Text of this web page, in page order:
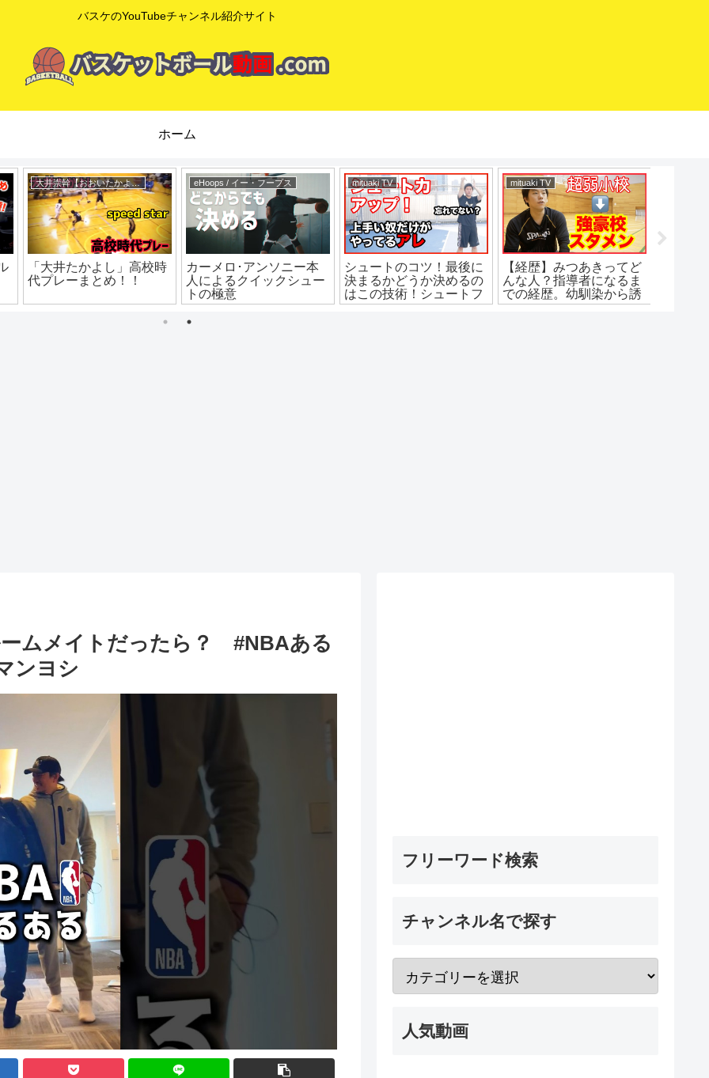
バスケのYouTubeチャンネル紹介サイト
ホーム
大井崇幹【おおいたかよし】
「大井たかよし」高校時
代プレーまとめ！！
eHoops / イー・フープス
カーメロ･アンソニー本
人によるクイックシュー
トの極意
mituaki TV
シュートのコツ！最後に
決まるかどうか決めるの
はこの技術！シュートフ
ォロースルーの基本！バ
mituaki TV
【経歴】みつあきってど
んな人？指導者になるま
での経歴。幼馴染から誘
われてミニバス入団。超
ムメイトだったら？ #NBAある
ンヨシ
フリーワード検索
チャンネル名で探す
人気動画